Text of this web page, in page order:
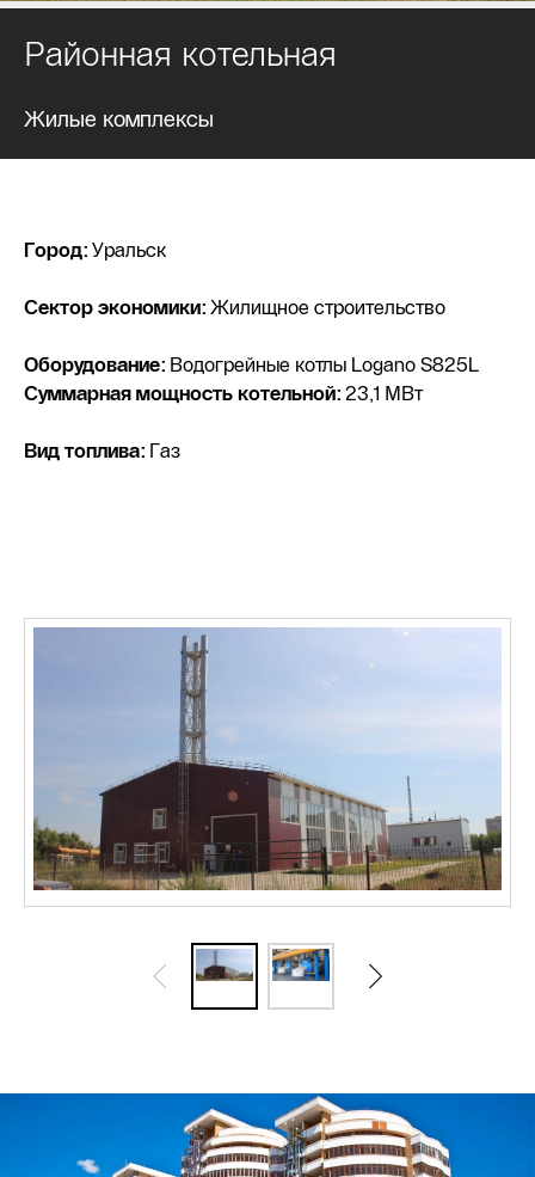
Районная котельная
Жилые комплексы
Город: Уральск
Сектор экономики: Жилищное строительство
Оборудование: Водогрейные котлы Logano S825L
Суммарная мощность котельной: 23,1 МВт
Вид топлива: Газ